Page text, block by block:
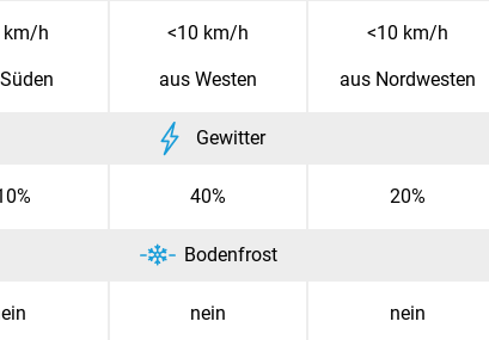
km/h <10 km/h
aus Westen
<10 km/h
aus Nordwesten
Gewitter
40% 20%
Bodenfrost
nein nein